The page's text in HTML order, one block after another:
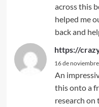
across this
helped me
back and
https://
16 de
An
this onto a
research on